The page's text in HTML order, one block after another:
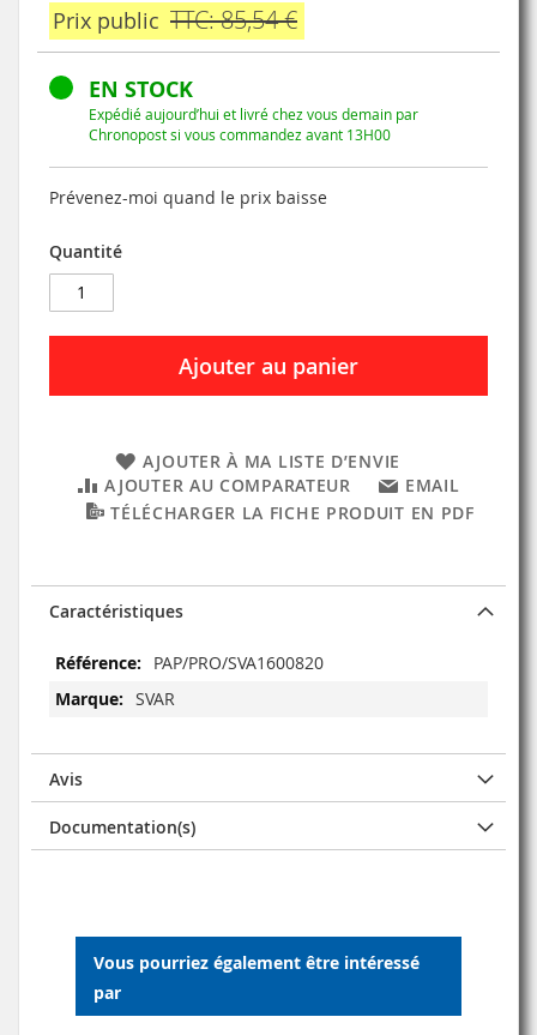
Prix public TTC: 85,54 €
EN STOCK
Expédié aujourd’hui et livré chez vous demain par
Chronopost si vous commandez avant 13H00
Prévenez-moi quand le prix baisse
Quantité
Ajouter au panier
AJOUTER À MA LISTE D’ENVIE
AJOUTER AU COMPARATEUR
EMAIL
TÉLÉCHARGER LA FICHE PRODUIT EN PDF
Caractéristiques
CaractéristiquesPAP/PRO/SVA1600820
SVAR
Avis
Documentation(s)
Vous pourriez également être intéressé
par